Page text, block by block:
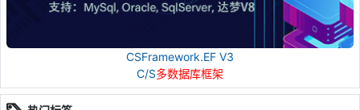
CSFramework.EF V3
C/S多数据库框架